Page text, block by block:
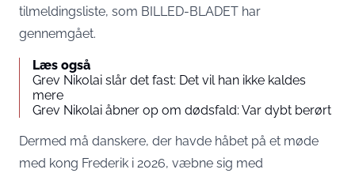
tilmeldingsliste, som BILLED-BLADET har
gennemgået.
Læs også
Grev Nikolai slår det fast: Det vil han ikke kaldes
mere
Grev Nikolai åbner op om dødsfald: Var dybt berørt
Dermed må danskere, der havde håbet på et møde
med kong Frederik i 2026, væbne sig med